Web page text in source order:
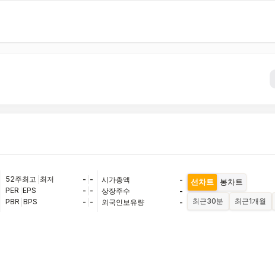
52주최고 최저 - -
PER EPS - -
PBR BPS - -
시가총액
-
상장주수
-
외국인보유량
-
선차트 봉차트
최근30분 최근1개월